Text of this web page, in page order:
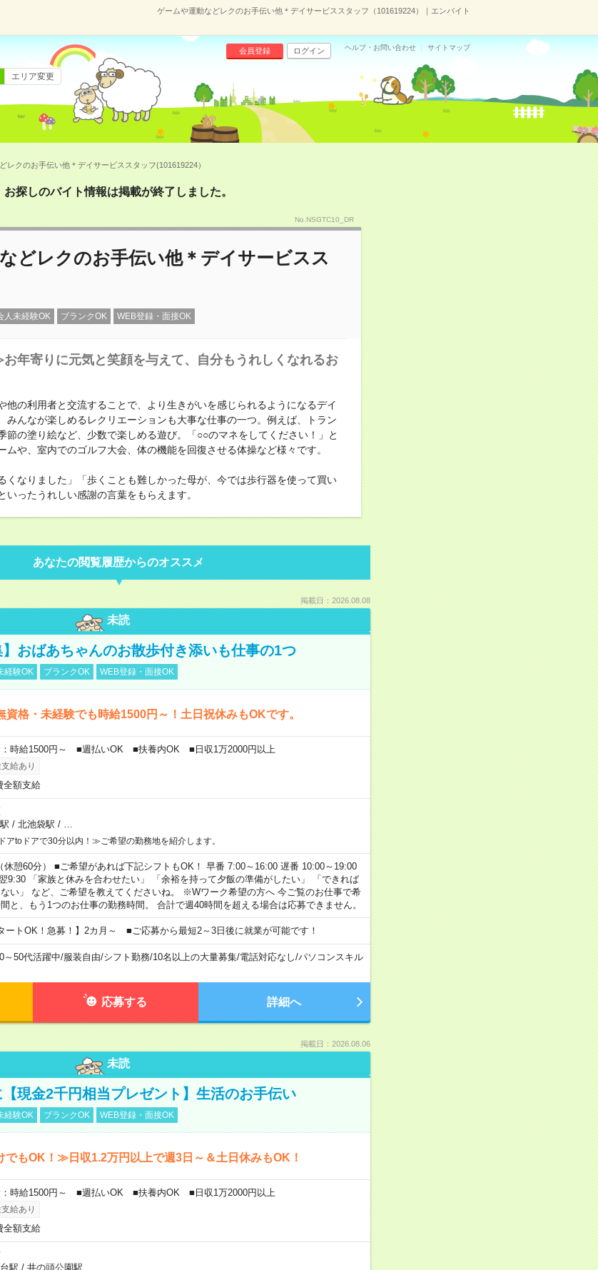
ゲームや運動などレクのお手伝い他＊デイサービススタッフ（101619224）｜エンバイト
会員登録 ログイン ヘルプ・お問い合わせ サイトマップ
エリア変更
レクのお手伝い他＊デイサービススタッフ(101619224）
お探しのバイト情報は掲載が終了しました。
No.NSGTC10_DR
どレクのお手伝い他＊デイサービスス
人未経験OK ブランクOK WEB登録・面接OK
年寄りに元気と笑顔を与えて、自分もうれしくなれるお
他の利用者と交流することで、より生きがいを感じられるようになるデイ
みんなが楽しめるレクリエーションも大事な仕事の一つ。例えば、トラン
節の塗り絵など、少数で楽しめる遊び。「○○のマネをしてください！」と
ムや、室内でのゴルフ大会、体の機能を回復させる体操など様々です。
くなりました」「歩くことも難しかった母が、今では歩行器を使って買い
いったうれしい感謝の言葉をもらえます。
あなたの閲覧履歴からのオススメ
掲載日：2026.08.08
未読
】おばあちゃんのお散歩付き添いも仕事の1つ
経験OK ブランクOK WEB登録・面接OK
格・未経験でも時給1500円～！土日祝休みもOKです。
：時給1500円～ ■週払いOK ■扶養内OK ■日収1万2000円以上
給あり
全額支給
/ 北池袋駅 /
アtoドアで30分以内！≫ご希望の勤務地を紹介します。
休憩60分） ■ご希望があれば下記シフトもOK！ 早番 7:00～16:00 遅番 10:00～19:00
9:30 「家族と休みを合わせたい」 「余裕を持って夕飯の準備がしたい」 「できれば
い」 など、ご希望を教えてくださいね。 ※Wワーク希望の方へ 今ご覧のお仕事で希
と、もう1つのお仕事の勤務時間。 合計で週40時間を超える場合は応募できません。
ートOK！急募！】2カ月～ ■ご応募から最短2～3日後に就業が可能です！
～50代活躍中/服装自由/シフト勤務/10名以上の大量募集/電話対応なし/パソコンスキル
応募する 詳細へ
掲載日：2026.08.06
未読
現金2千円相当プレゼント】生活のお手伝い
経験OK ブランクOK WEB登録・面接OK
もOK！≫日収1.2万円以上で週3日～＆土日休みもOK！
：時給1500円～ ■週払いOK ■扶養内OK ■日収1万2000円以上
給あり
全額支給
駅 / 井の頭公園駅